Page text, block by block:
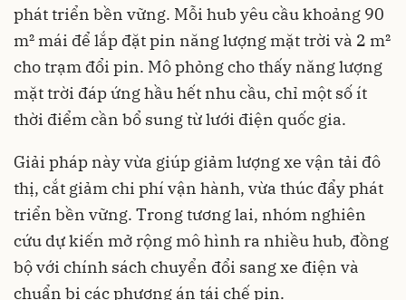
phát triển bền vững. Mỗi hub yêu cầu khoảng 90
m² mái để lắp đặt pin năng lượng mặt trời và 2 m²
cho trạm đổi pin. Mô phỏng cho thấy năng lượng
mặt trời đáp ứng hầu hết nhu cầu, chỉ một số ít
thời điểm cần bổ sung từ lưới điện quốc gia.
Giải pháp này vừa giúp giảm lượng xe vận tải đô
thị, cắt giảm chi phí vận hành, vừa thúc đẩy phát
triển bền vững. Trong tương lai, nhóm nghiên
cứu dự kiến mở rộng mô hình ra nhiều hub, đồng
bộ với chính sách chuyển đổi sang xe điện và
chuẩn bị các phương án tái chế pin.